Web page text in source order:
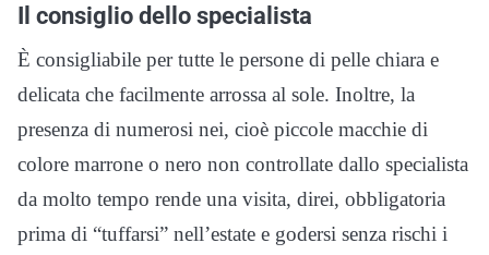
Il consiglio dello specialista
È consigliabile per tutte le persone di pelle chiara e
delicata che facilmente arrossa al sole. Inoltre, la
presenza di numerosi nei, cioè piccole macchie di
colore marrone o nero non controllate dallo specialista
da molto tempo rende una visita, direi, obbligatoria
prima di “tuffarsi” nell’estate e godersi senza rischi i